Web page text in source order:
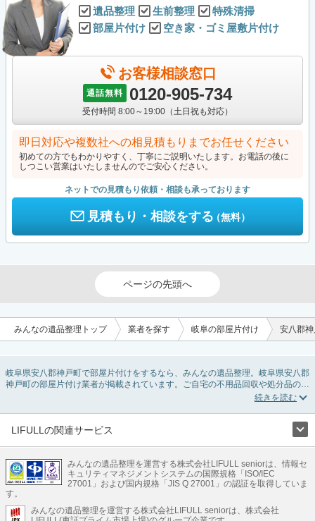
遺品整理 生前整理
特殊清掃
部屋片付け
空き家・ゴミ屋敷片付け
お客様相談窓口
通話無料 0120-905-734
受付時間 8:00～19:00（土日祝も対応）
即日対応や複数社への相見積もりまでお任せください
初めての方でもわかりやすく、丁寧にご説明いたします。お電話の後に
しつこい営業はいたしませんのでご安心ください。
ネットでの見積もり依頼・相談も承っております
見積もり・相談をする（無料）
ページの先頭へ
みんなの遺品整理トップ 業者を探す 岐阜の部屋片付け 安八郡
岐阜県安八郡神戸町で部屋片付けをするなら、みんなの遺品整理。岐阜県安八郡
神戸町の部屋片付け業者が掲載されています。ご自宅の不用品回収や処分品の仕
分け、貴重品の捜索などの依頼ができます。岐阜県安八郡神戸町の部屋片付けの
し検索してみましょう。部屋片付けはいつか着手しようと思っていると、ついつ
ご自分で無理なくできる片付け方法やご実家の片付けノウハウもお届けしていま
すので、ぜひあわせてご覧ください。
LIFULLの関連サービス
不動産・住宅
引越し 老人ホーム 地方創生 ママの就労支援
不動産クラウドファンディング 遺品整理 老後の暮らし情報
LIFULL HOME'Sのサービス
みんなの遺品整理を運営する株式会社LIFULL seniorは、情報セ
キュリティマネジメントシステムの国際規格「ISO/IEC
27001」および国内規格「JIS Q 27001」の認証を取得していま
す。
みんなの遺品整理を運営する株式会社LIFULL seniorは、株式会社